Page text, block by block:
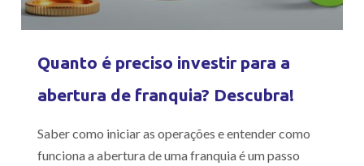
Quanto é preciso investir para a
abertura de franquia? Descubra!
Saber como iniciar as operações e entender como
funciona a abertura de uma franquia é um passo